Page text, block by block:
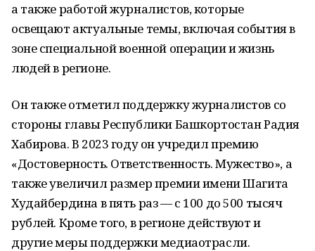
а также работой журналистов, которые
освещают актуальные темы, включая события в
зоне специальной военной операции и жизнь
людей в регионе.
Он также отметил поддержку журналистов со
стороны главы Республики Башкортостан Радия
Хабирова. В 2023 году он учредил премию
«Достоверность. Ответственность. Мужество», а
также увеличил размер премии имени Шагита
Худайбердина в пять раз — с 100 до 500 тысяч
рублей. Кроме того, в регионе действуют и
другие меры поддержки медиаотрасли.